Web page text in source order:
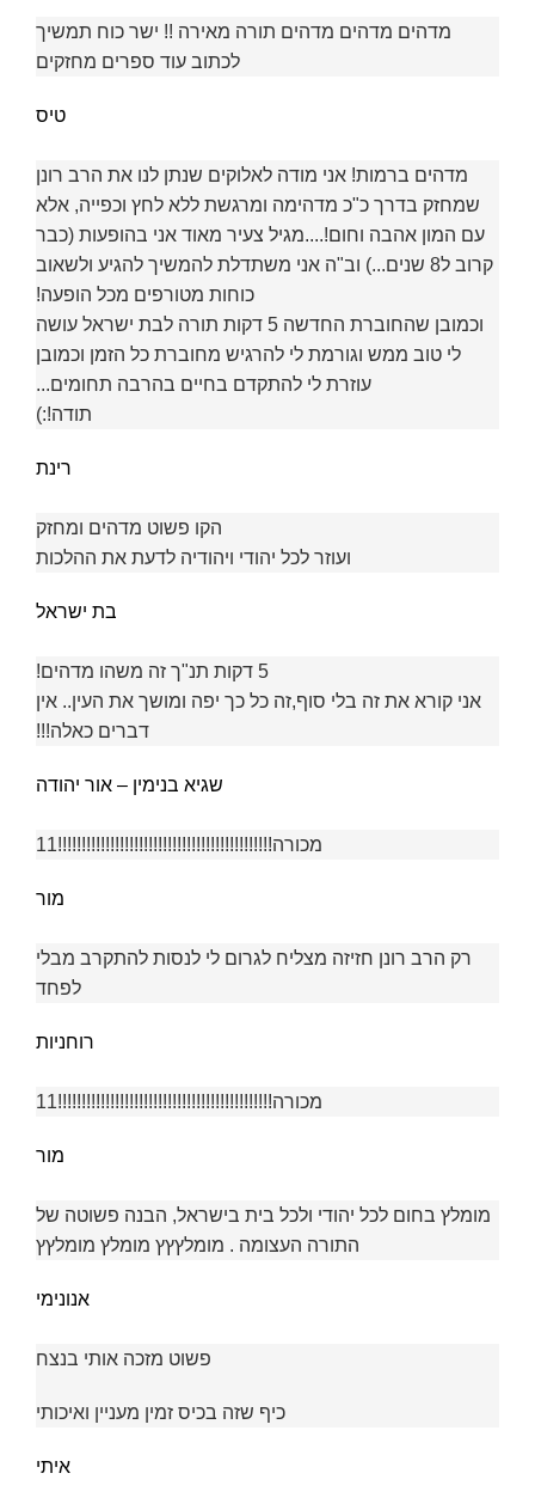
מדהים מדהים מדהים תורה מאירה !! ישר כוח תמשיך
לכתוב עוד ספרים מחזקים
טיס
מדהים ברמות! אני מודה לאלוקים שנתן לנו את הרב רונן
שמחזק בדרך כ"כ מדהימה ומרגשת ללא לחץ וכפייה, אלא
עם המון אהבה וחום!....מגיל צעיר מאוד אני בהופעות (כבר
קרוב ל8 שנים...) וב"ה אני משתדלת להמשיך להגיע ולשאוב
כוחות מטורפים מכל הופעה!
וכמובן שהחוברת החדשה 5 דקות תורה לבת ישראל עושה
לי טוב ממש וגורמת לי להרגיש מחוברת כל הזמן וכמובן
עוזרת לי להתקדם בחיים בהרבה תחומים...
תודה!:)
רינת
הקו פשוט מדהים ומחזק
ועוזר לכל יהודי ויהודיה לדעת את ההלכות
בת ישראל
5 דקות תנ"ך זה משהו מדהים!
אני קורא את זה בלי סוף,זה כל כך יפה ומושך את העין.. אין
דברים כאלה!!!
שגיא בנימין – אור יהודה
מכורה!!!!!!!!!!!!!!!!!!!!!!!!!!!!!!!!!!!!!!!!!!!!!11
מור
רק הרב רונן חזיזה מצליח לגרום לי לנסות להתקרב מבלי
לפחד
רוחניות
מכורה!!!!!!!!!!!!!!!!!!!!!!!!!!!!!!!!!!!!!!!!!!!!!11
מור
מומלץ בחום לכל יהודי ולכל בית בישראל, הבנה פשוטה של
התורה העצומה . מומלץץץ מומלץ מומלץץ
אנונימי
פשוט מזכה אותי בנצח
כיף שזה בכיס זמין מעניין ואיכותי
איתי